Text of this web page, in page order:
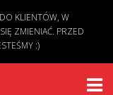
KLIENTÓW, W
ZMIENIAĆ. PRZED
:)